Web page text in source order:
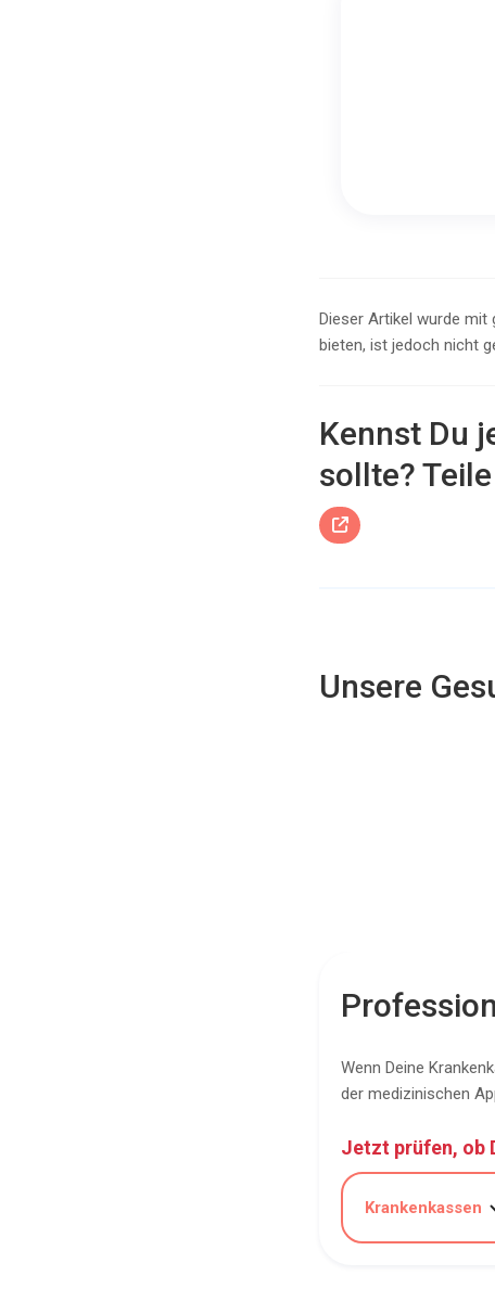
Dieser Artikel wurde mit
bieten, ist jedoch nicht
Kennst Du
sollte?

Unsere
Wenn Deine
der medizinischen
Jetzt prüfen, ob
Krankenkassen